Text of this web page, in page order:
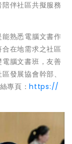
伴社區共擬服務
熟悉電腦文書作
在地需求之社區
腦文書班，友善
發展協會幹部、
專頁：https://